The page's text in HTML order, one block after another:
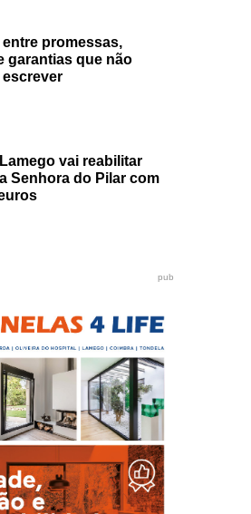
promessas,
garantias que não
vai reabilitar
Senhora do Pilar com
pub